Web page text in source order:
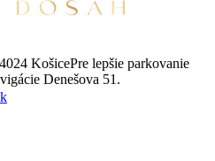
KošicePre lepšie parkovanie
Denešova 51.